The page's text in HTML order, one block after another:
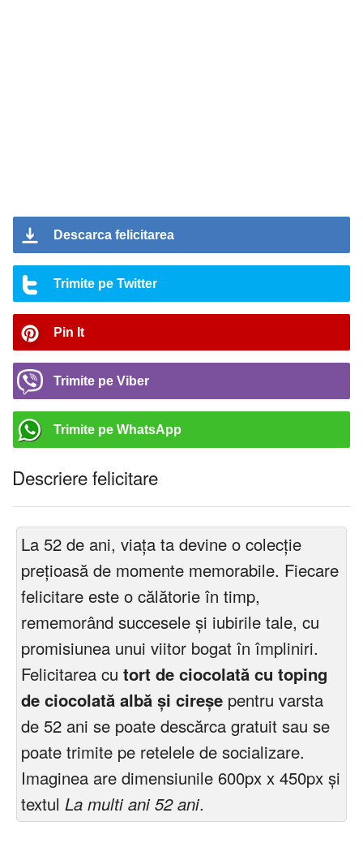
Descarca felicitarea
Trimite pe Twitter
Pin It
Trimite pe Viber
Trimite pe WhatsApp
Descriere felicitare
La 52 de ani, viața ta devine o colecție
prețioasă de momente memorabile. Fiecare
felicitare este o călătorie în timp,
rememorând succesele și iubirile tale, cu
promisiunea unui viitor bogat în împliniri.
Felicitarea cu tort de ciocolată cu toping
de ciocolată albă și cireșe pentru varsta
de 52 ani se poate descărca gratuit sau se
poate trimite pe retelele de socializare.
Imaginea are dimensiunile 600px x 450px și
textul La multi ani 52 ani.